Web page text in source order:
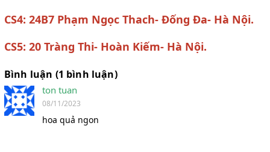
CS4: 24B7 Phạm Ngọc Thach- Đống Đa- Hà Nội.
CS5: 20 Tràng Thi- Hoàn Kiếm- Hà Nội.
Bình luận (1 bình luận)
ton tuan
08/11/2023
hoa quả ngon